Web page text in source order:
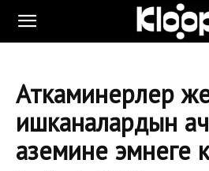
Аткаминерлер
ишканалардын
аземине эмнеге